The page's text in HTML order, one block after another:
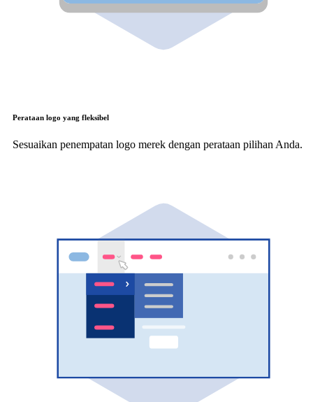
Perataan logo yang fleksibel
Sesuaikan penempatan logo merek dengan perataan pilihan Anda.